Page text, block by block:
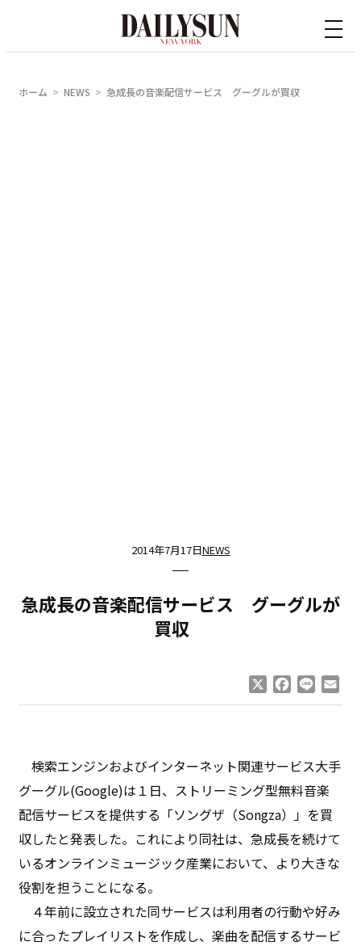
ホーム NEWS 急成長の音楽配信サービス グーグルが買収
2014年7月17日NEWS
急成長の音楽配信サービス グーグルが
買収
Facebook
Line
検索エンジンおよびインターネット関連サービス大手
グーグル(Google)は１日、ストリーミング型無料音楽
配信サービスを提供する「ソングザ（Songza）」を買
収したと発表した。これにより同社は、急成長を続けて
いるオンラインミュージック産業において、より大きな
役割を担うことになる。
４年前に設立された同サービスは利用者の行動や好み
に合ったプレイリストを作成し、楽曲を配信するサービ